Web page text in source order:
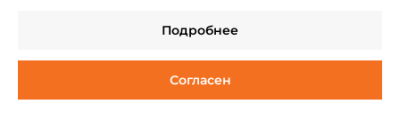
Подробнее
Согласен